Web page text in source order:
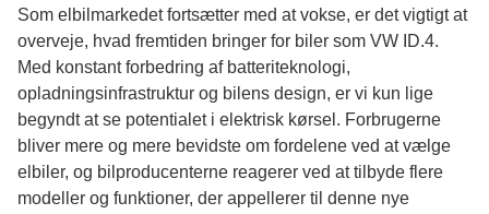
Som elbilmarkedet fortsætter med at vokse, er det vigtigt at
overveje, hvad fremtiden bringer for biler som VW ID.4.
Med konstant forbedring af batteriteknologi,
opladningsinfrastruktur og bilens design, er vi kun lige
begyndt at se potentialet i elektrisk kørsel. Forbrugerne
bliver mere og mere bevidste om fordelene ved at vælge
elbiler, og bilproducenterne reagerer ved at tilbyde flere
modeller og funktioner, der appellerer til denne nye